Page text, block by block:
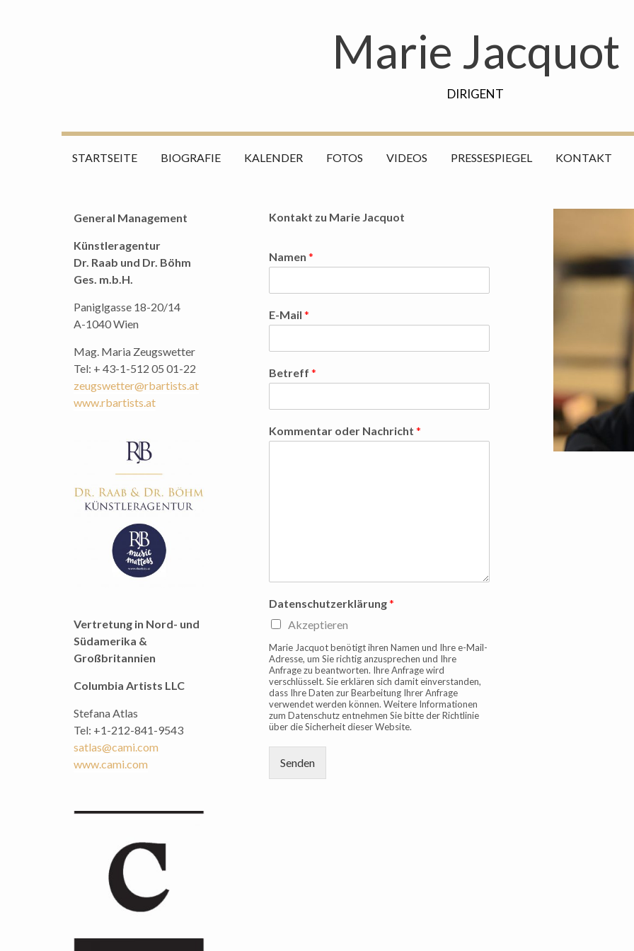
Marie Jacquot
DIRIGENT
STARTSEITE BIOGRAFIE KALENDER FOTOS VIDEOS PRESSESPIEGEL KONTAKT
General Management
Künstleragentur
Dr. Raab und Dr. Böhm
Ges. m.b.H.
Paniglgasse 18-20/14
A-1040 Wien
Mag. Maria Zeugswetter
Tel: + 43-1-512 05 01-22
zeugswetter@rbartists.at
www.rbartists.at
Vertretung in Nord- und
Südamerika &
Großbritannien
Columbia Artists LLC
Stefana Atlas
Tel: +1-212-841-9543
satlas@cami.com
www.cami.com
Kontakt zu Marie Jacquot
Namen *
E-Mail *
Betreff *
Kommentar oder Nachricht *
Datenschutzerklärung*
Akzeptieren
Marie Jacquot benötigt ihren Namen und Ihre e-Mail-
Adresse, um Sie richtig anzusprechen und Ihre
Anfrage zu beantworten. Ihre Anfrage wird
verschlüsselt. Sie erklären sich damit einverstanden,
dass Ihre Daten zur Bearbeitung Ihrer Anfrage
verwendet werden können. Weitere Informationen
zum Datenschutz entnehmen Sie bitte der Richtlinie
über die Sicherheit dieser Website.
Senden